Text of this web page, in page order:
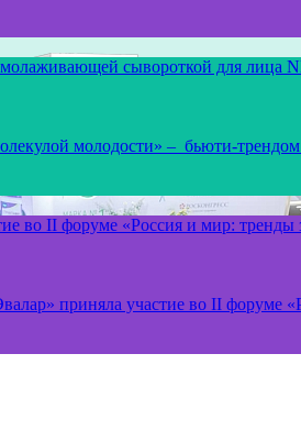
сывороткой для лица
молодости» – бьюти-
во II форуме «Россия и мир: тренды
приняла участие во II форуме